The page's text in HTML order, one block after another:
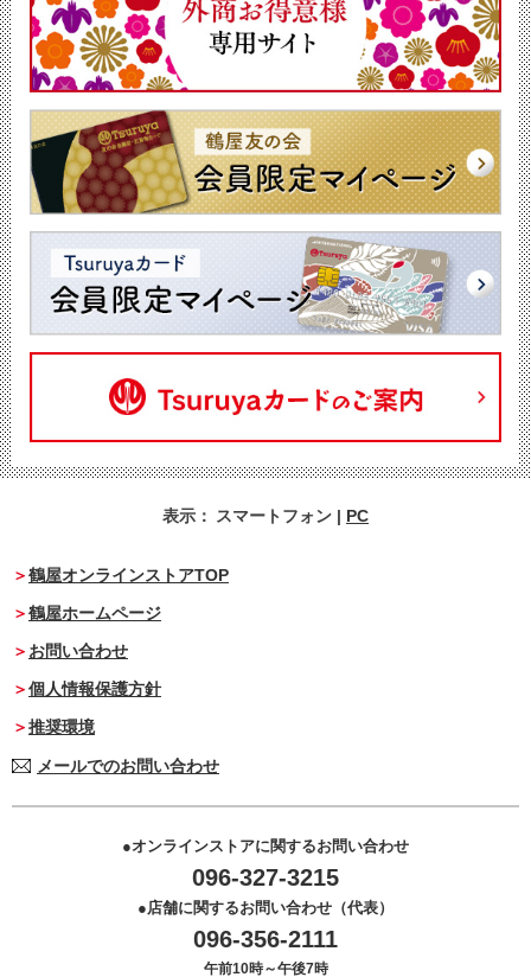
表示： スマートフォン | PC
鶴屋オンラインストアTOP
鶴屋ホームページ
お問い合わせ
個人情報保護方針
推奨環境
メールでのお問い合わせ
オンラインストアに関するお問い合わせ
096-327-3215
店舗に関するお問い合わせ（代表）
096-356-2111
午前10時～午後7時